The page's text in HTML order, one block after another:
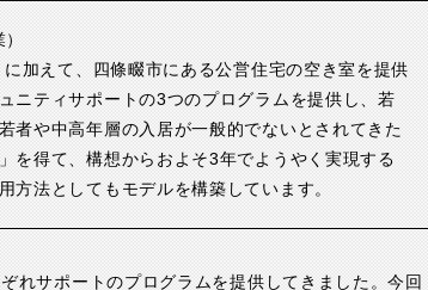
加えて、四條畷市にある公営住宅の空き室を提供
ニティサポートの3つのプログラムを提供し、若
者や中高年層の入居が一般的でないとされてきた
を得て、構想からおよそ3年でようやく実現する
方法としてもモデルを構築しています。
れサポートのプログラムを提供してきました。今回